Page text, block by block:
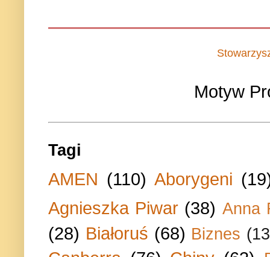
Motyw
Tagi
AMEN (110) Aborygeni
Agnieszka Piwar (38) Anna
(28) Białoruś (68) Biznes